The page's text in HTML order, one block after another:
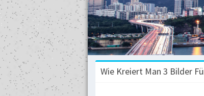
Wie Kreiert Man 3 Bilder